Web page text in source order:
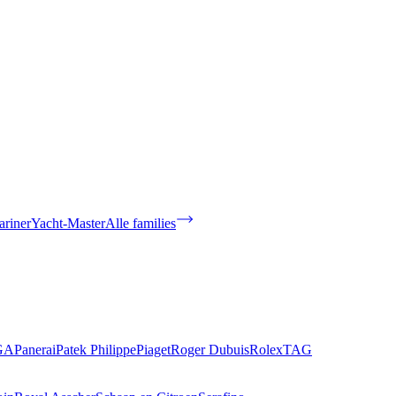
Yacht-MasterAlle families
PaneraiPatek PhilippePiagetRoger DubuisRolexTAG